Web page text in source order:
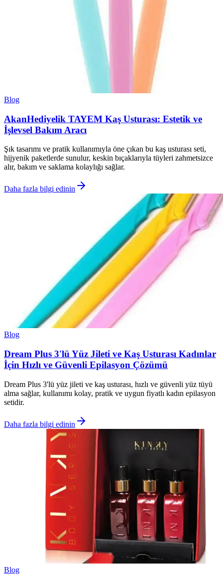
Blog
AkanHediyelik TAYEM Kaş Usturası: Estetik ve
İşlevsel Bakım Aracı
Şık tasarımı ve pratik kullanımıyla öne çıkan bu kaş usturası seti,
hijyenik paketlerde sunulur, keskin bıçaklarıyla tüyleri zahmetsizce
alır, bakım ve saklama kolaylığı sağlar.
Daha fazla bilgi edinin
Blog
Dream Plus 3'lü Yüz Jileti ve Kaş Usturası Kadınlar
İçin Hızlı ve Güvenli Epilasyon Çözümü
Dream Plus 3'lü yüz jileti ve kaş usturası, hızlı ve güvenli yüz tüyü
alma sağlar, kullanımı kolay, pratik ve uygun fiyatlı kadın epilasyon
setidir.
Daha fazla bilgi edinin
Blog